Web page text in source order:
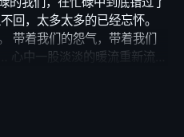
回，太多太多的已经忘怀。
带着我们的怨气，带着我们
心中一股淡淡的暖流重新流入